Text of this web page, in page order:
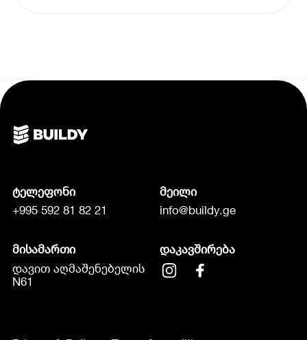
ტელეფონი
+995 592 81 82 21
მეილი
info@buildy.ge
მისამართი
დავით აღმაშენებელის
N61
დაკავშირება